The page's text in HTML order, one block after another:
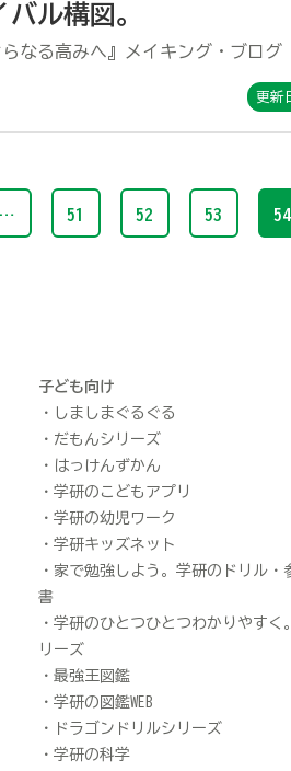
バル構図。
なる高みへ』メイキング・ブログ
更新
… 51 52 53 54
子ども向け
しましまぐるぐる
だもんシリーズ
はっけんずかん
学研のこどもアプリ
学研の幼児ワーク
学研キッズネット
家で勉強しよう。学研のドリル・
書
学研のひとつひとつわかりやすく
リーズ
最強王図鑑
学研の図鑑WEB
ドラゴンドリルシリーズ
学研の科学